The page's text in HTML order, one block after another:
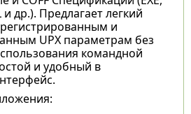
и др.). Предлагает легкий
и
UPX параметрам без
командной
и удобный в